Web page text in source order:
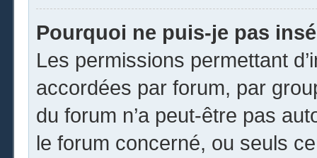
Pourquoi ne puis-je pas
Les permissions permettant
accordées par forum, par
du forum n’a peut-être pas
le forum concerné, ou seuls